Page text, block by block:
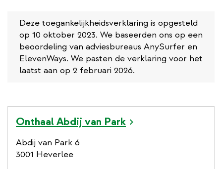
Deze toegankelijkheidsverklaring is opgesteld
op 10 oktober 2023. We baseerden ons op een
beoordeling van adviesbureaus AnySurfer en
ElevenWays. We pasten de verklaring voor het
laatst aan op 2 februari 2026.
Onthaal Abdij van Park
Abdij van Park 6
3001 Heverlee